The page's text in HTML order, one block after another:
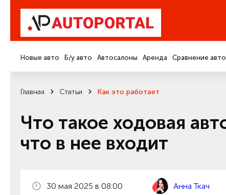
Новые авто Б/у авто Автосалоны Аренда Сравнение авто
Главная Статьи Как это работает
Что такое ходовая
что в нее входит
30 мая 2025 в 08:00 Анна Ткач